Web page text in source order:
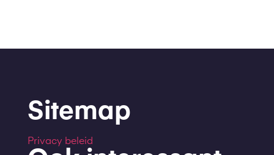
Sitemap
Privacy beleid